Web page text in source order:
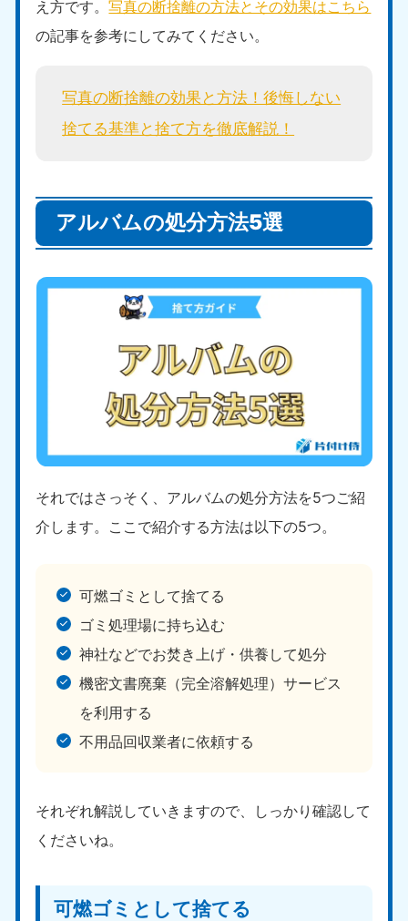
え方です。写真の断捨離の方法とその効果はこちら
の記事を参考にしてみてください。
写真の断捨離の効果と方法！後悔しない
捨てる基準と捨て方を徹底解説！
アルバムの処分方法5選
それではさっそく、アルバムの処分方法を5つご紹
介します。ここで紹介する方法は以下の5つ。
可燃ゴミとして捨てる
ゴミ処理場に持ち込む
神社などでお焚き上げ・供養して処分
機密文書廃棄（完全溶解処理）サービス
を利用する
不用品回収業者に依頼する
それぞれ解説していきますので、しっかり確認して
くださいね。
可燃ゴミとして捨てる